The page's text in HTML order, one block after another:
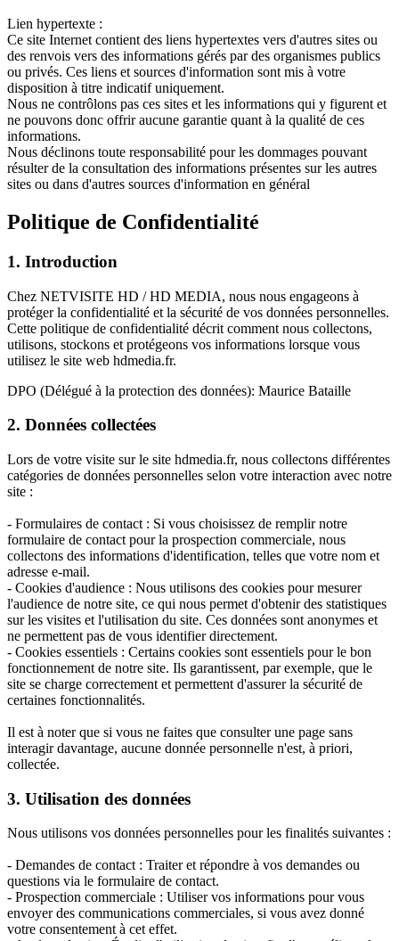
Lien hypertexte :
Ce site Internet contient des liens hypertextes vers d'autres sites ou
des renvois vers des informations gérés par des organismes publics
ou privés. Ces liens et sources d'information sont mis à votre
disposition à titre indicatif uniquement.
Nous ne contrôlons pas ces sites et les informations qui y figurent et
ne pouvons donc offrir aucune garantie quant à la qualité de ces
informations.
Nous déclinons toute responsabilité pour les dommages pouvant
résulter de la consultation des informations présentes sur les autres
sites ou dans d'autres sources d'information en général
Politique de Confidentialité
1. Introduction
Chez NETVISITE HD / HD MEDIA, nous nous engageons à
protéger la confidentialité et la sécurité de vos données personnelles.
Cette politique de confidentialité décrit comment nous collectons,
utilisons, stockons et protégeons vos informations lorsque vous
utilisez le site web hdmedia.fr.
DPO (Délégué à la protection des données): Maurice Bataille
2. Données collectées
Lors de votre visite sur le site hdmedia.fr, nous collectons différentes
catégories de données personnelles selon votre interaction avec notre
site :
- Formulaires de contact : Si vous choisissez de remplir notre
formulaire de contact pour la prospection commerciale, nous
collectons des informations d'identification, telles que votre nom et
adresse e-mail.
- Cookies d'audience : Nous utilisons des cookies pour mesurer
l'audience de notre site, ce qui nous permet d'obtenir des statistiques
sur les visites et l'utilisation du site. Ces données sont anonymes et
ne permettent pas de vous identifier directement.
- Cookies essentiels : Certains cookies sont essentiels pour le bon
fonctionnement de notre site. Ils garantissent, par exemple, que le
site se charge correctement et permettent d'assurer la sécurité de
certaines fonctionnalités.
Il est à noter que si vous ne faites que consulter une page sans
interagir davantage, aucune donnée personnelle n'est, à priori,
collectée.
3. Utilisation des données
Nous utilisons vos données personnelles pour les finalités suivantes :
- Demandes de contact : Traiter et répondre à vos demandes ou
questions via le formulaire de contact.
- Prospection commerciale : Utiliser vos informations pour vous
envoyer des communications commerciales, si vous avez donné
votre consentement à cet effet.